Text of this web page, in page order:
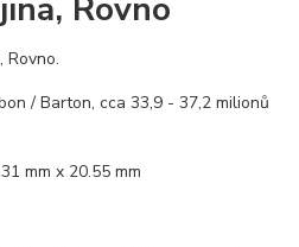
Rovno
Rovno.
/ Barton, cca 33,9 - 37,2 milionů
mm x 20.55 mm